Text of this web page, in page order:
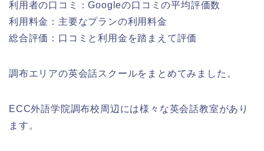
利用者の口コミ：Googleの口コミの平均評価数
利用料金：主要なプランの利用料金
総合評価：口コミと利用金を踏まえて評価
調布エリアの英会話スクールをまとめてみました。
ECC外語学院調布校周辺には様々な英会話教室があり
ます。